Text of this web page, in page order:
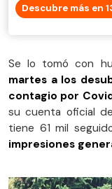
Descubre más en
Se lo tomó con
martes a los
contagio por
su cuenta oficial
tiene 61 mil
impresiones